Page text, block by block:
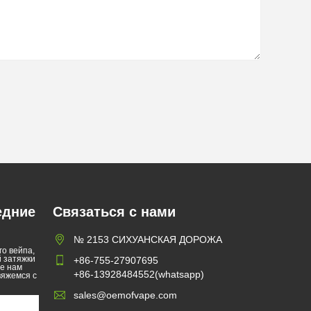
вейпа,
затяжки
нам
с
Связаться с нами
№ 2153 СИХУАНСКАЯ ДОРОЖА
+86-755-27907695
+86-13928484552(whatsapp)
sales@oemofvape.com